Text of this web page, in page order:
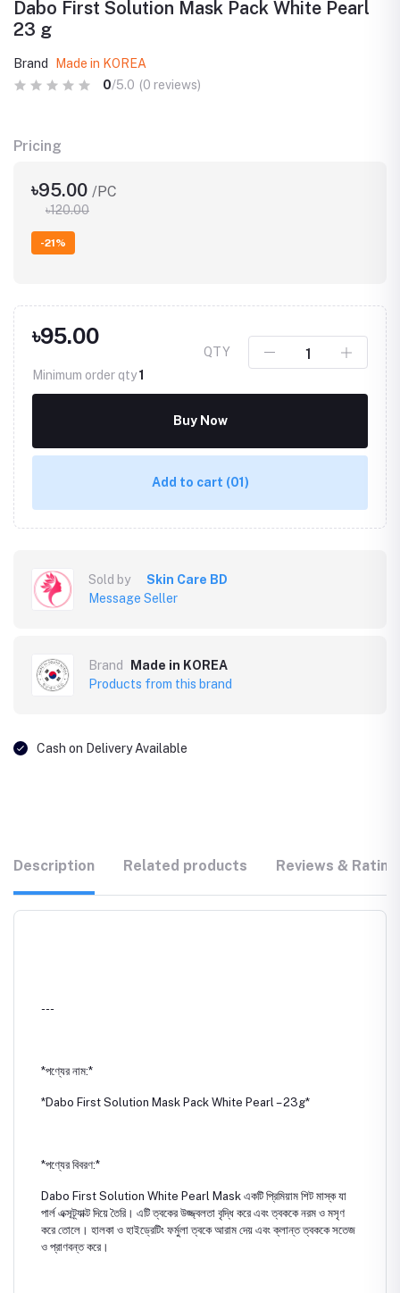
Dabo First Solution Mask Pack White Pearl
23 g
Brand
Made in KOREA
0/5.0 (0 reviews)
Pricing
৳95.00 /PC
৳120.00
-21%
৳95.00
Minimum order qty1
QTY
Buy Now
Add to cart (01)
Sold by
Skin Care BD
Message Seller
Brand
Made in KOREA
Products from this brand
Cash on Delivery Available
Description Related products Reviews &
---
*পণ্যের নাম:*
*Dabo First Solution Mask Pack White Pearl – 23g*
*পণ্যের বিবরণ:*
Dabo First Solution White Pearl Mask একটি প্রিমিয়াম শিট মাস্ক যা
পার্ল এক্সট্র্যাক্ট দিয়ে তৈরি। এটি ত্বকের উজ্জ্বলতা বৃদ্ধি করে এবং ত্বককে নরম ও মসৃণ
করে তোলে। হালকা ও হাইড্রেটিং ফর্মুলা ত্বকে আরাম দেয় এবং ক্লান্ত ত্বককে সতেজ
ও প্রাণবন্ত করে।